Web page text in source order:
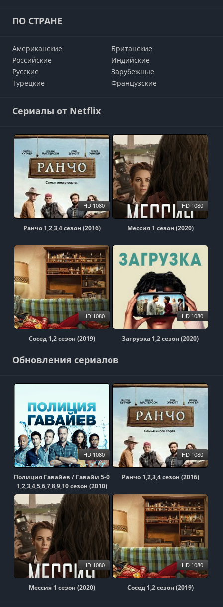
ПО СТРАНЕ
Американские
Британские
Российские
Индийские
Русские
Зарубежные
Турецкие
Французские
Сериалы от Netflix
Ранчо 1,2,3,4 сезон (2016)
HD 1080
Мессия 1 сезон (2020)
HD 1080
Сосед 1,2 сезон (2019)
HD 1080
Загрузка 1,2 сезон (2020)
HD 1080
Обновления сериалов
Полиция Гавайев / Гавайи 5-0
1,2,3,4,5,6,7,8,9,10 сезон (2010)
HD 1080
Ранчо 1,2,3,4 сезон (2016)
HD 1080
Мессия 1 сезон (2020)
HD 1080
Сосед 1,2 сезон (2019)
HD 1080